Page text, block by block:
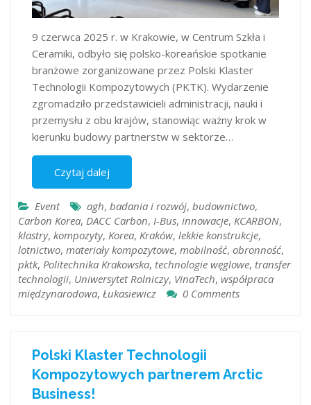
9 czerwca 2025 r. w Krakowie, w Centrum Szkła i
Ceramiki, odbyło się polsko-koreańskie spotkanie
branżowe zorganizowane przez Polski Klaster
Technologii Kompozytowych (PKTK). Wydarzenie
zgromadziło przedstawicieli administracji, nauki i
przemysłu z obu krajów, stanowiąc ważny krok w
kierunku budowy partnerstw w sektorze…
Czytaj dalej
Event agh, badania i rozwój, budownictwo,
Carbon Korea, DACC Carbon, I-Bus, innowacje, KCARBON,
klastry, kompozyty, Korea, Kraków, lekkie konstrukcje,
lotnictwo, materiały kompozytowe, mobilność, obronność,
pktk, Politechnika Krakowska, technologie węglowe, transfer
technologii, Uniwersytet Rolniczy, VinaTech, współpraca
międzynarodowa, Łukasiewicz 0 Comments
Polski Klaster Technologii
Kompozytowych partnerem Arctic
Business!